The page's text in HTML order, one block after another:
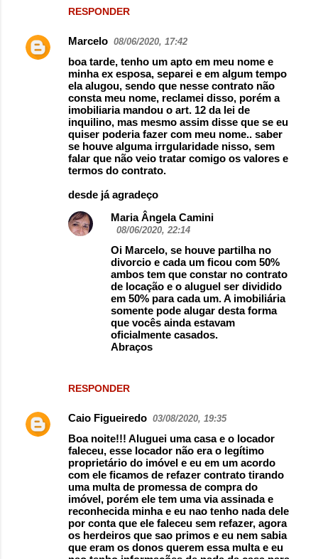
RESPONDER
Marcelo 08/06/2020, 17:42
boa tarde, tenho um apto em meu nome e
minha ex esposa, separei e em algum tempo
ela alugou, sendo que nesse contrato não
consta meu nome, reclamei disso, porém a
imobiliaria mandou o art. 12 da lei de
inquilino, mas mesmo assim disse que se eu
quiser poderia fazer com meu nome.. saber
se houve alguma irrgularidade nisso, sem
falar que não veio tratar comigo os valores e
termos do contrato.
desde já agradeço
RESPONDER
Maria Ângela Camini
08/06/2020, 22:14
Oi Marcelo, se houve partilha no
divorcio e cada um ficou com 50%
ambos tem que constar no contrato
de locação e o aluguel ser dividido
em 50% para cada um. A imobiliária
somente pode alugar desta forma
que vocês ainda estavam
oficialmente casados.
Abraços
Caio Figueiredo 03/08/2020, 19:35
Boa noite!!! Aluguei uma casa e o locador
faleceu, esse locador não era o legítimo
proprietário do imóvel e eu em um acordo
com ele ficamos de refazer contrato tirando
uma multa de promessa de compra do
imóvel, porém ele tem uma via assinada e
reconhecida minha e eu nao tenho nada dele
por conta que ele faleceu sem refazer, agora
os herdeiros que sao primos e eu nem sabia
que eram os donos querem essa multa e eu